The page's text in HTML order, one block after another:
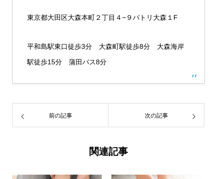
東京都大田区大森本町２丁目４−９パトリ大森１F
平和島駅東口徒歩3分 大森町駅徒歩8分 大森海岸
駅徒歩15分 蒲田バス8分
前の記事 次の記事
関連記事